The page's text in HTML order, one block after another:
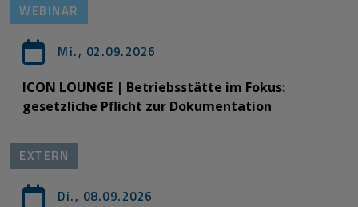
WEBINAR
Mi., 02.09.2026
ICON LOUNGE | Betriebsstätte im Fokus:
gesetzliche Pflicht zur Dokumentation
EXTERN
Di., 08.09.2026